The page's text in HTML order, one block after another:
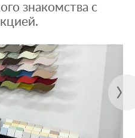
знакомства с